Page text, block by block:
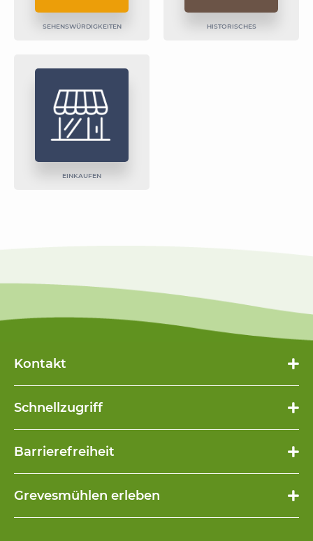
SEHENSWÜRDIGKEITEN HISTORISCHES
EINKAUFEN
Kontakt
Schnellzugriff
überspringen
Barrierefreiheit
überspringen
Grevesmühlen erleben